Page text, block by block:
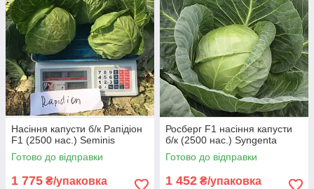
Насіння капусти б/к Рапідіон
F1 (2500 нас.) Seminis
Готово до відправки
1 775 ₴/упаковка
Росберг F1 насіння капусти
б/к (2500 нас.) Syngenta
Готово до відправки
1 452 ₴/упаковка